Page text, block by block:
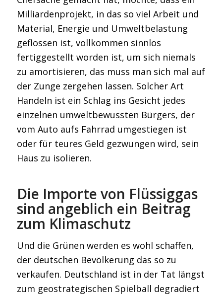
Milliardenprojekt, in das so viel Arbeit und
Material, Energie und Umweltbelastung
geflossen ist, vollkommen sinnlos
fertiggestellt worden ist, um sich niemals
zu amortisieren, das muss man sich mal auf
der Zunge zergehen lassen. Solcher Art
Handeln ist ein Schlag ins Gesicht jedes
einzelnen umweltbewussten Bürgers, der
vom Auto aufs Fahrrad umgestiegen ist
oder für teures Geld gezwungen wird, sein
Haus zu isolieren.
Die Importe von Flüssiggas
sind angeblich ein Beitrag
zum Klimaschutz
Und die Grünen werden es wohl schaffen,
der deutschen Bevölkerung das so zu
verkaufen. Deutschland ist in der Tat längst
zum geostrategischen Spielball degradiert